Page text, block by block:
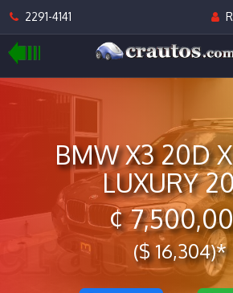
2291-4141
BMW X3 20D
LUXURY
¢
($ 16,304)*